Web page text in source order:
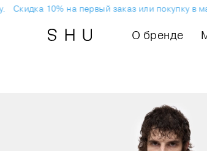
Скидка 10% на первый заказ или покупку в
О бренде